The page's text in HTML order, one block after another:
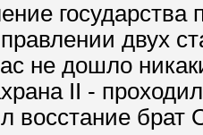
двух
не дошло
II -
восстание